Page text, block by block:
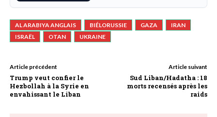
AL ARABIYA ANGLAIS BIÉLORUSSIE GAZA
IRAN
ISRAËL
OTAN UKRAINE
Article précédent
Trump veut confier le
Hezbollah à la Syrie en
envahissant le Liban
Article suivant
Sud Liban/Hadatha : 18
morts recensés après les
raids